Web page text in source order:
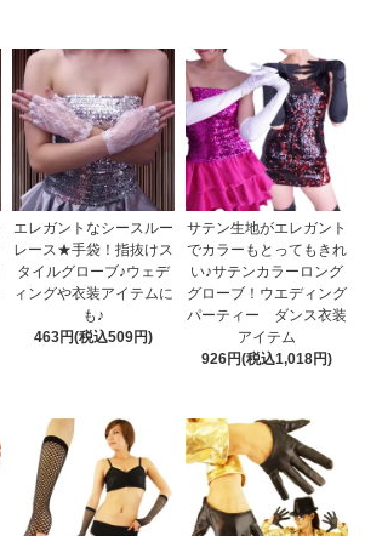
エレガントなシースルー
レース★手袋！指抜けス
タイルグローブ♪ウェデ
ィングや衣装アイテムに
も♪
463円(税込509円)
サテン生地がエレガント
でカラーもとってもきれ
い♪サテンカラーロング
グローブ！ウエディング
パーティー ダンス衣装
アイテム
926円(税込1,018円)